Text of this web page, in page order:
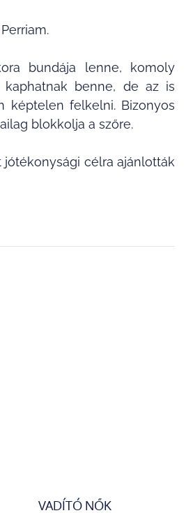
bundája lenne, komoly
benne, de az is
képtelen felkelni. Bizonyos
blokkolja a szőre.
célra ajánlották
VADÍTÓ NŐK